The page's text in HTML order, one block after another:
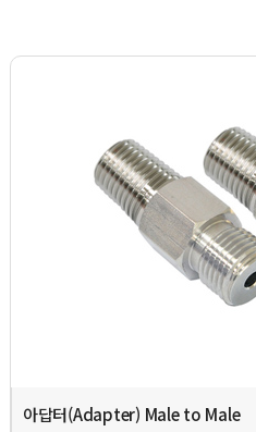
아답터(Adapter) Male to Male